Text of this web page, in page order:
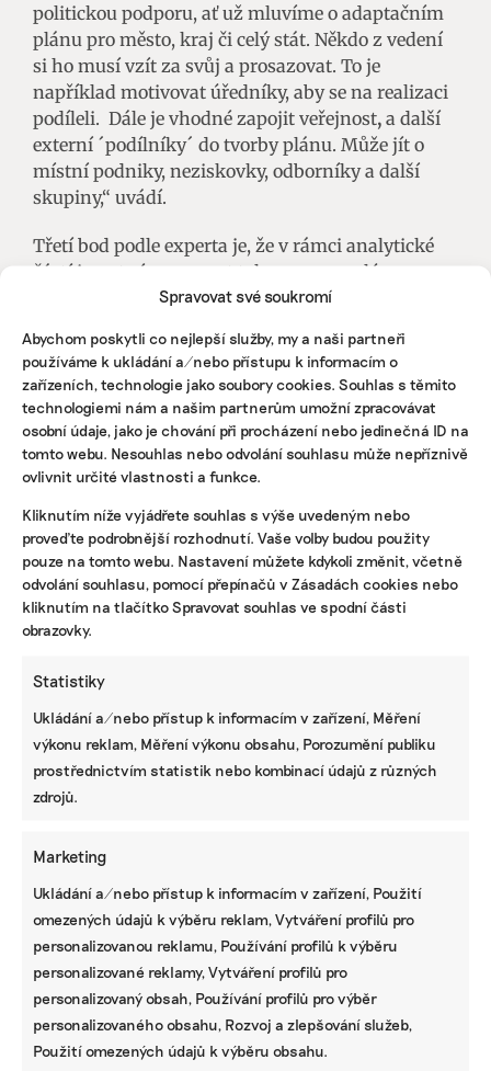
Spravovat své soukromí
Abychom poskytli co nejlepší služby, my a naši partneři
používáme k ukládání a/nebo přístupu k informacím o
zařízeních, technologie jako soubory cookies. Souhlas s těmito
technologiemi nám a našim partnerům umožní zpracovávat
osobní údaje, jako je chování při procházení nebo jedinečná ID na
tomto webu. Nesouhlas nebo odvolání souhlasu může nepříznivě
ovlivnit určité vlastnosti a funkce.
Kliknutím níže vyjádřete souhlas s výše uvedeným nebo
proveďte podrobnější rozhodnutí. Vaše volby budou použity
pouze na tomto webu. Nastavení můžete kdykoli změnit, včetně
odvolání souhlasu, pomocí přepínačů v Zásadách cookies nebo
kliknutím na tlačítko Spravovat souhlas ve spodní části
obrazovky.
Statistiky
Ukládání a/nebo přístup k informacím v zařízení, Měření
výkonu reklam, Měření výkonu obsahu, Porozumění publiku
prostřednictvím statistik nebo kombinací údajů z různých
zdrojů.
Marketing
Ukládání a/nebo přístup k informacím v zařízení, Použití
omezených údajů k výběru reklam, Vytváření profilů pro
personalizovanou reklamu, Používání profilů k výběru
personalizované reklamy, Vytváření profilů pro
personalizovaný obsah, Používání profilů pro výběr
personalizovaného obsahu, Rozvoj a zlepšování služeb,
Použití omezených údajů k výběru obsahu.
politickou podporu, ať už mluvíme o adaptačním
plánu pro město, kraj či celý stát. Někdo z vedení
si ho musí vzít za svůj a prosazovat. To je
například motivovat úředníky, aby se na realizaci
podíleli. Dále je vhodné zapojit veřejnost, a další
externí ´podílníky´ do tvorby plánu. Může jít o
místní podniky, neziskovky, odborníky a další
skupiny,“ uvádí.
Třetí bod podle experta je, že v rámci analytické
částí je nutné zpracovat takzvanou analýzu
Ta odráží, jak je a bude dané město
Adaptační plán se musí opírat o fakta a modely
změny klimatu,“ uvádí.
Podle zkušenosti Třebického ve vesměs
strategické plány naplní jen z části anebo vůbec.
Podle něj často chybí právě politická podpora.
„Příkladem je například město Kopřivnice či Nový
Bor, kde bohužel nedochází k realizaci mnoha
opatření ze strategie,“ uvádí. Naopak v Praze či
Brně se daří některá opatření realizovat.
VALENTINA PODLESNÁ
Valentina vystudovala Univerzitu Karlovu, kde získala
magisterský titul v oboru sociální a kulturní ekologie, předtím
Reklama